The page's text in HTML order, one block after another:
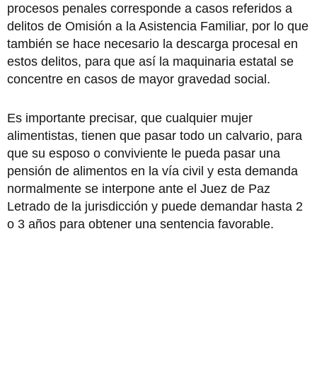
procesos penales corresponde a casos referidos a
delitos de Omisión a la Asistencia Familiar, por lo que
también se hace necesario la descarga procesal en
estos delitos, para que así la maquinaria estatal se
concentre en casos de mayor gravedad social.
Es importante precisar, que cualquier mujer
alimentistas, tienen que pasar todo un calvario, para
que su esposo o conviviente le pueda pasar una
pensión de alimentos en la vía civil y esta demanda
normalmente se interpone ante el Juez de Paz
Letrado de la jurisdicción y puede demandar hasta 2
o 3 años para obtener una sentencia favorable.